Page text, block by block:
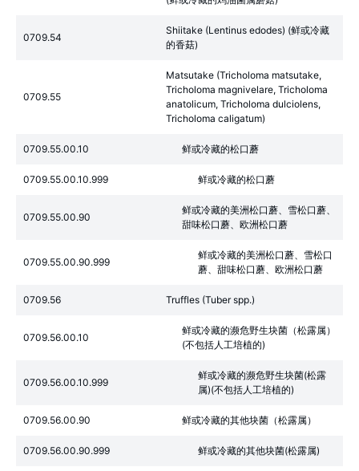
0709.54
Shiitake (Lentinus edodes) (鲜或冷藏
的香菇)
0709.55
Matsutake (Tricholoma matsutake,
Tricholoma magnivelare, Tricholoma
anatolicum, Tricholoma dulciolens,
Tricholoma caligatum)
0709.55.00.10 鲜或冷藏的松口蘑
0709.55.00.10.999 鲜或冷藏的松口蘑
0709.55.00.90
鲜或冷藏的美洲松口蘑、雪松口蘑、
甜味松口蘑、欧洲松口蘑
0709.55.00.90.999
鲜或冷藏的美洲松口蘑、雪松口
蘑、甜味松口蘑、欧洲松口蘑
0709.56 Truffles (Tuber spp.)
0709.56.00.10
鲜或冷藏的濒危野生块菌（松露属）
(不包括人工培植的)
0709.56.00.10.999
鲜或冷藏的濒危野生块菌(松露
属)(不包括人工培植的)
0709.56.00.90 鲜或冷藏的其他块菌（松露属）
0709.56.00.90.999 鲜或冷藏的其他块菌(松露属)